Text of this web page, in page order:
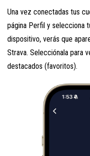
Una vez conectadas tus
página Perfil y selecciona
dispositivo, verás que
Strava. Selecciónala para
destacados (favoritos).